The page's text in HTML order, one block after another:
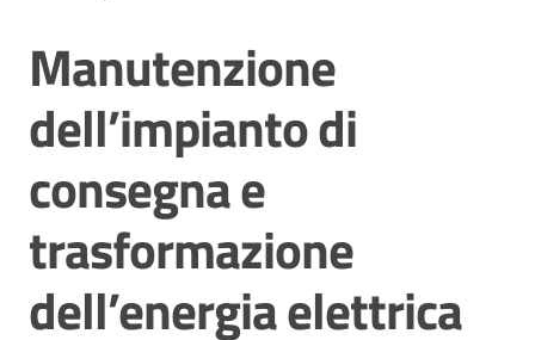
appaltanti
Salta al contenuto
Manutenzione
dell’impianto di
consegna e
trasformazione
dell’energia elettrica